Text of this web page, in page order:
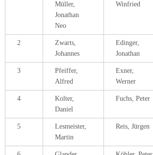
Müller,
Jonathan
Neo
Winfried
2
Zwarts,
Johannes
Edinger,
Jonathan
3
Pfeiffer,
Alfred
Exner,
Werner
4
Kolter,
Daniel
Fuchs, Peter
5
Lesmeister,
Martin
Reis, Jürgen